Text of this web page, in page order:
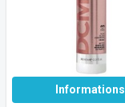
Informations